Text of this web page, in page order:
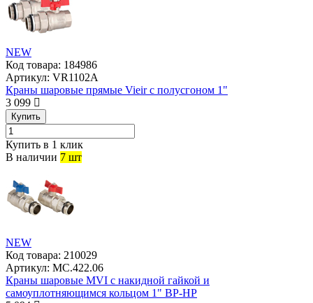
NEW
Код товара: 184986
Артикул: VR1102A
Краны шаровые прямые Vieir с полусгоном 1"
3 099
Купить
Купить в 1 клик
В наличии 7 шт
NEW
Код товара: 210029
Артикул: MC.422.06
Краны шаровые MVI с накидной гайкой и
самоуплотняющимся кольцом 1" ВР-НР